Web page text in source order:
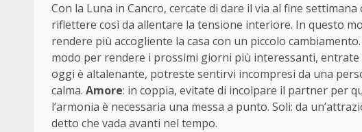
Con la Luna in Cancro, cercate di dare il via al fine
riflettere così da allentare la tensione interiore. In questo
rendere più accogliente la casa con un piccolo
modo per rendere i prossimi giorni più interessanti,
oggi è altalenante, potreste sentirvi incompresi da una
calma. Amore: in coppia, evitate di incolpare il partner per
l’armonia è necessaria una messa a punto. Soli: da
detto che vada avanti nel tempo.